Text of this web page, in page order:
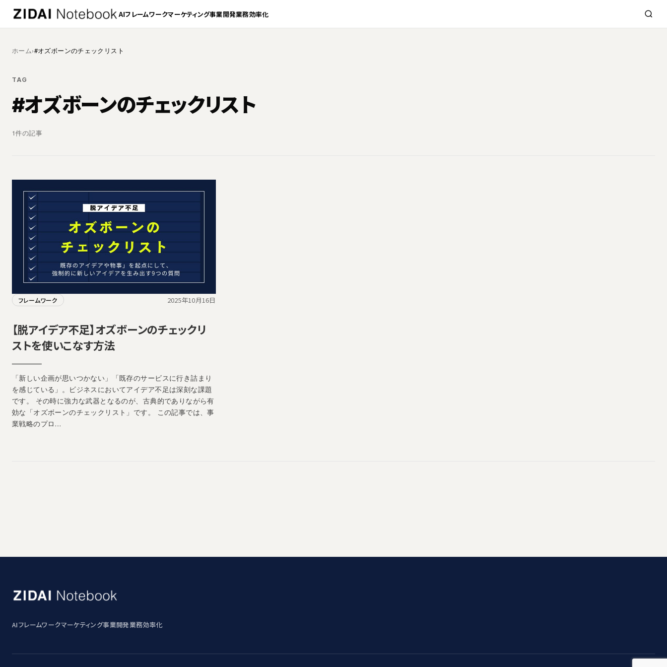
AIフレームワークマーケティング事業開発業務効率化
ホーム›#オズボーンのチェックリスト
TAG
#オズボーンのチェックリスト
1件の記事
フレームワーク 2025年10月16日
【脱アイデア不足】オズボーンのチェックリ
ストを使いこなす方法
「新しい企画が思いつかない」「既存のサービスに行き詰まり
を感じている」。ビジネスにおいてアイデア不足は深刻な課題
です。 その時に強力な武器となるのが、古典的でありながら有
効な「オズボーンのチェックリスト」です。 この記事では、事
業戦略のプロ…
AIフレームワークマーケティング事業開発業務効率化